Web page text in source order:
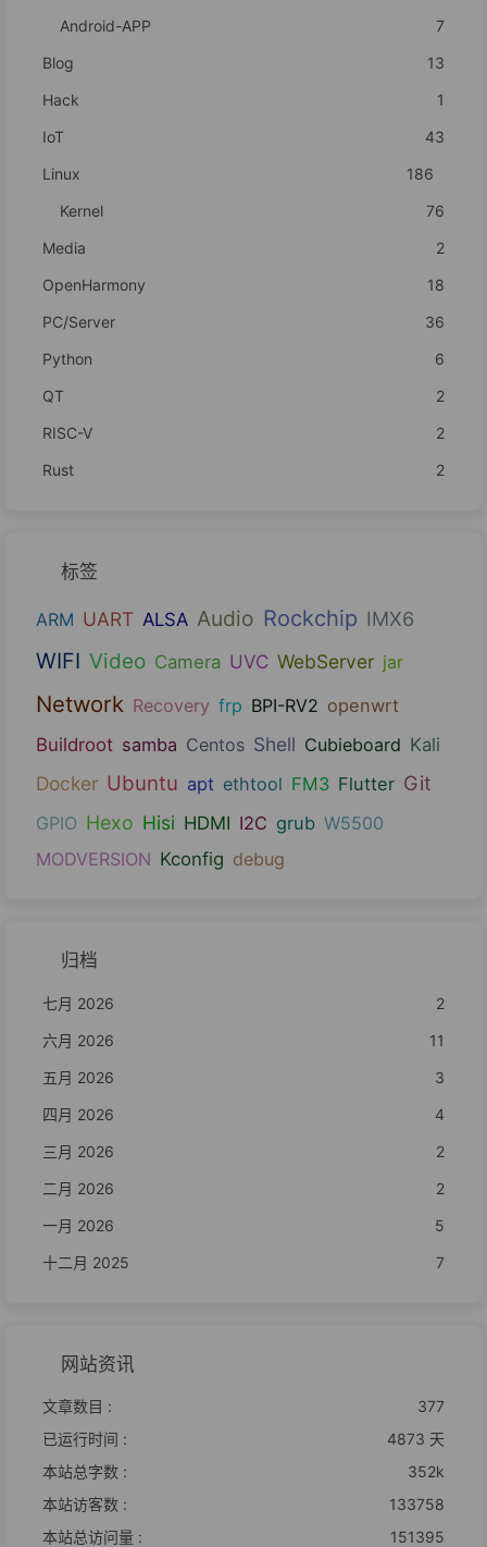
Android-APP
7
Blog
13
Hack
1
IoT
43
Linux
186
Kernel
76
Media
2
OpenHarmony
18
PC/Server
36
Python
6
QT
2
RISC-V
2
Rust
2
标签
ARM UART ALSA Audio Rockchip IMX6
WIFI Video Camera UVC WebServer jar
Network Recovery frp BPI-RV2 openwrt
Buildroot samba Centos Shell Cubieboard Kali
Docker Ubuntu apt ethtool FM3 Flutter Git
GPIO Hexo Hisi HDMI I2C grub W5500
MODVERSION Kconfig debug
归档
七月 2026
2
六月 2026
11
五月 2026
3
四月 2026
4
三月 2026
2
二月 2026
2
一月 2026
5
十二月 2025
7
网站资讯
文章数目 :
377
已运行时间 :
4873 天
本站总字数 :
352k
本站访客数 :
133758
本站总访问量 :
151395